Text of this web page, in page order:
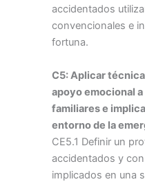
accidentados
convencionales e
fortuna.
C5: Aplicar
apoyo emocional
familiares e
entorno de la
CE5.1 Definir un
accidentados y
implicados en una